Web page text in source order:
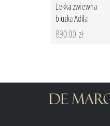
Lekka zwiewna
bluzka Adila
890.00 zł